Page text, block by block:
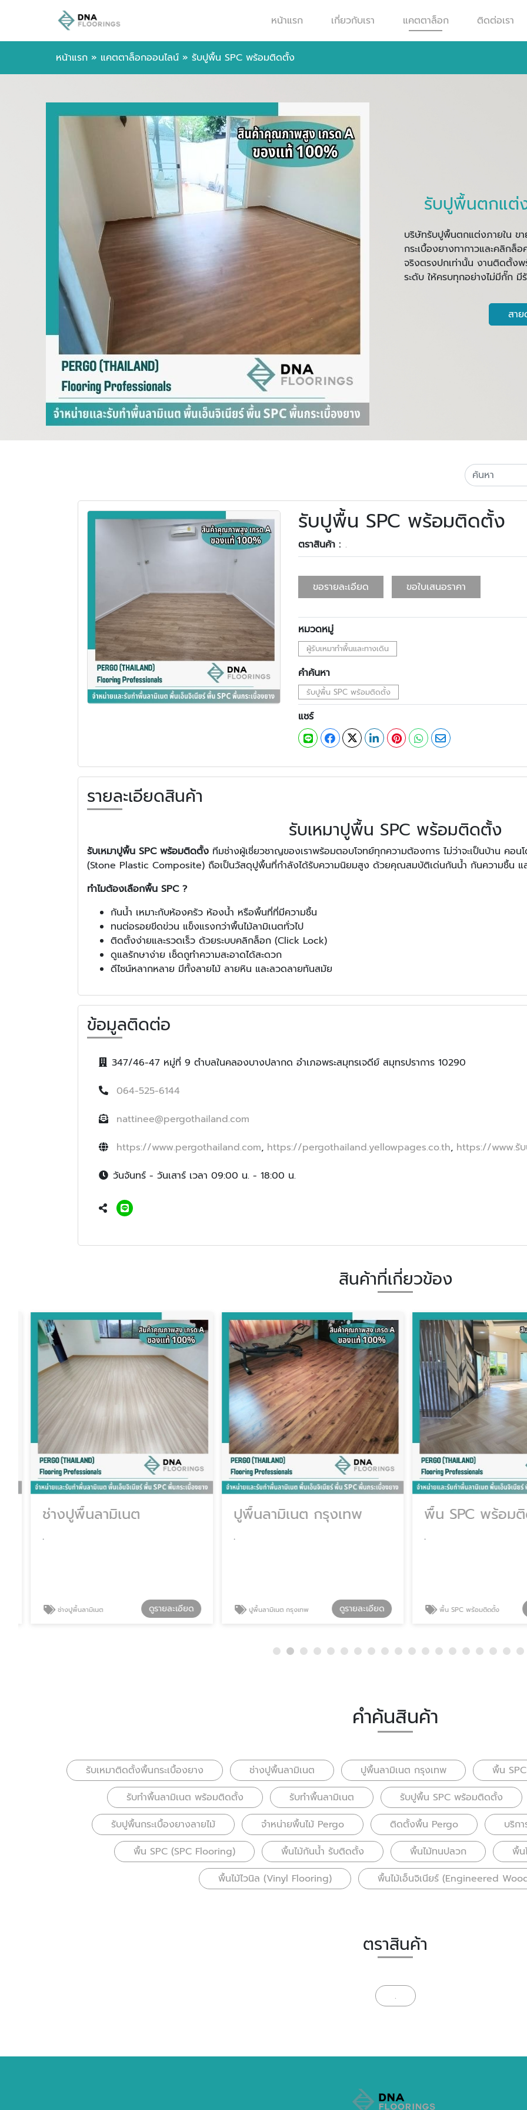
หน้าแรก เกี่ยวกับเรา แคตตาล็อก ติดต่อเรา
หน้าแรก » แคตตาล็อกออนไลน์ » รับปูพื้น SPC พร้อมติดตั้ง
รับปูพื้นตกแต่
บริษัทรับปูพื้นตกแต่งภายใน ข
กระเบื้องยางทากาวและคลิก
จริงตรงปกเท่านั้น งานติดตั้ง
ระดับ ให้ครบทุกอย่างไม่มีกั๊ก
สา
รับปูพื้น SPC พร้อมติดตั้ง
ตราสินค้า : .
ขอรายละเอียด ขอใบเสนอราคา
หมวดหมู่
ผู้รับเหมาทำพื้นและทางเดิน
คำค้นหา
รับปูพื้น SPC พร้อมติดตั้ง
แชร์
รายละเอียดสินค้า
รับเหมาปูพื้น SPC พร้อมติดตั้ง
รับเหมาปูพื้น SPC พร้อมติดตั้ง ทีมช่างผู้เชี่ยวชาญของเราพร้อมตอบโจทย์ทุกความต้องการ ไม่ว่าจะเป็นบ้าน ค
(Stone Plastic Composite) ถือเป็นวัสดุปูพื้นที่กำลังได้รับความนิยมสูง ด้วยคุณสมบัติเด่นกันน้ำ กันความชื้น แ
ทำไมต้องเลือกพื้น SPC ?
กันน้ำ เหมาะกับห้องครัว ห้องน้ำ หรือพื้นที่ที่มีความชื้น
ทนต่อรอยขีดข่วน แข็งแรงกว่าพื้นไม้ลามิเนตทั่วไป
ติดตั้งง่ายและรวดเร็ว ด้วยระบบคลิกล็อก (Click Lock)
ดูแลรักษาง่าย เช็ดถูทำความสะอาดได้สะดวก
ดีไซน์หลากหลาย มีทั้งลายไม้ ลายหิน และลวดลายทันสมัย
ข้อมูลติดต่อ
347/46-47 หมู่ที่ 9 ตำบลในคลองบางปลากด อำเภอพระสมุทรเจดีย์ สมุทรปราการ 10290
064-525-6144
nattinee@pergothailand.com
https://www.pergothailand.com, https://pergothailand.yellowpages.co.th, https://www.รั
วันจันทร์ - วันเสาร์ เวลา 09:00 น. - 18:00 น.
สินค้าที่เกี่ยวข้อง
ช่างปูพื้นลามิเนต
ช่างปูพื้นลามิเนต ดูรายละเอียด
ปูพื้นลามิเนต กรุงเทพ
ปูพื้นลามิเนต กรุงเทพ ดูรายละเอียด
พื้น SPC พร้อมติ
พื้น SPC พร้อมติดตั้ง
คำค้นสินค้า
รับเหมาติดตั้งพื้นกระเบื้องยาง ช่างปูพื้นลามิเนต ปูพื้นลามิเนต กรุงเทพ พื้น
รับทำพื้นลามิเนต พร้อมติดตั้ง
รับทำพื้นลามิเนต รับปูพื้น SPC พร้อมติดตั้ง
รับปูพื้นกระเบื้องยางลายไม้
จำหน่ายพื้นไม้ Pergo ติดตั้งพื้น Pergo บริก
พื้น SPC (SPC Flooring)
พื้นไม้กันน้ำ รับติดตั้ง พื้นไม้ทนปลวก
พื้น
พื้นไม้ไวนิล (Vinyl Flooring)
พื้นไม้เอ็นจิเนียร์ (Engineered
ตราสินค้า
.